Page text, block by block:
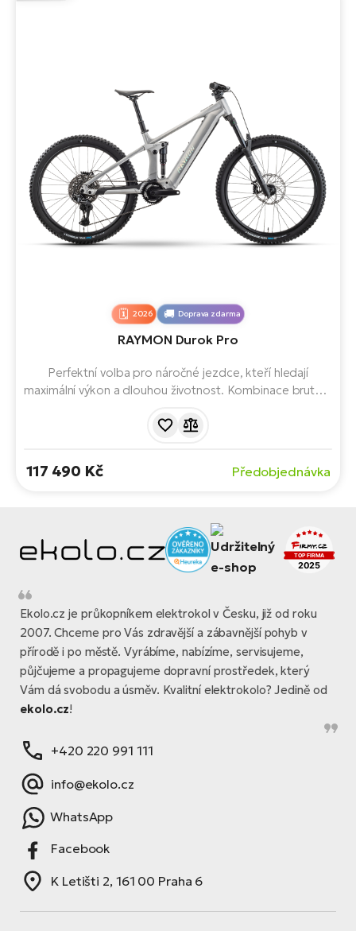
Doprava zdarma
2026
RAYMON Durok Pro
Perfektní volba pro náročné jezdce, kteří hledají
maximální výkon a dlouhou životnost. Kombinace brutální
odpružením RockShox se zdvihem 150 mm. O řazení se
117 490 Kč Předobjednávka
Ekolo.cz je průkopníkem elektrokol v Česku, již od roku
2007. Chceme pro Vás zdravější a zábavnější pohyb v
přírodě i po městě. Vyrábíme, nabízíme, servisujeme,
půjčujeme a propagujeme dopravní prostředek, který
Vám dá svobodu a úsměv. Kvalitní elektrokolo? Jedině od
ekolo.cz!
+420 220 991 111
info@ekolo.cz
WhatsApp
Facebook
K Letišti 2, 161 00 Praha 6